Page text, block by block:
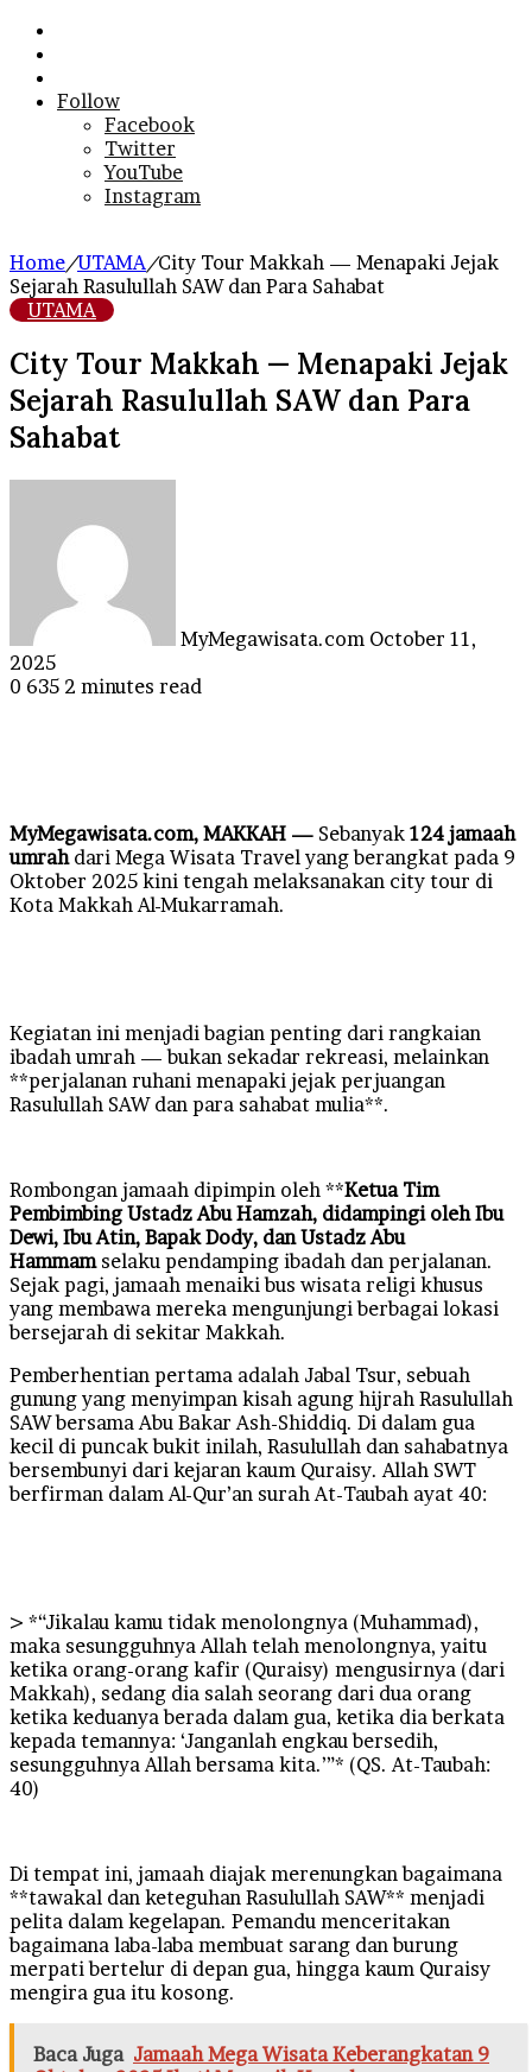
In
Follow
Facebook
Twitter
YouTube
Instagram
Home/UTAMA/City Tour Makkah — Menapaki Jejak
Sejarah Rasulullah SAW dan Para Sahabat
UTAMA
City Tour Makkah — Menapaki Jejak
Sejarah Rasulullah SAW dan Para
Sahabat
MyMegawisata.com October 11,
2025
0 635 2 minutes read
MyMegawisata.com, MAKKAH — Sebanyak 124 jamaah
umrahdari Mega Wisata Travel yang berangkat pada 9
Oktober 2025 kini tengah melaksanakan city tour di
Kota Makkah Al-Mukarramah.
Kegiatan ini menjadi bagian penting dari rangkaian
ibadah umrah — bukan sekadar rekreasi, melainkan
**perjalanan ruhani menapaki jejak perjuangan
Rasulullah SAW dan para sahabat mulia**.
Rombongan jamaah dipimpin oleh **Ketua Tim
Pembimbing Ustadz Abu Hamzah, didampingi oleh Ibu
Dewi, Ibu Atin, Bapak Dody, dan Ustadz Abu
Hammamselaku pendamping ibadah dan perjalanan.
Sejak pagi, jamaah menaiki bus wisata religi khusus
yang membawa mereka mengunjungi berbagai lokasi
bersejarah di sekitar Makkah.
Pemberhentian pertama adalah Jabal Tsur, sebuah
gunung yang menyimpan kisah agung hijrah Rasulullah
SAW bersama Abu Bakar Ash-Shiddiq. Di dalam gua
kecil di puncak bukit inilah, Rasulullah dan sahabatnya
bersembunyi dari kejaran kaum Quraisy. Allah SWT
berfirman dalam Al-Qur’an surah At-Taubah ayat 40:
> *“Jikalau kamu tidak menolongnya (Muhammad),
maka sesungguhnya Allah telah menolongnya, yaitu
ketika orang-orang kafir (Quraisy) mengusirnya (dari
Makkah), sedang dia salah seorang dari dua orang
ketika keduanya berada dalam gua, ketika dia berkata
kepada temannya: ‘Janganlah engkau bersedih,
sesungguhnya Allah bersama kita.’”* (QS. At-Taubah:
40)
Di tempat ini, jamaah diajak merenungkan bagaimana
**tawakal dan keteguhan Rasulullah SAW** menjadi
pelita dalam kegelapan. Pemandu menceritakan
bagaimana laba-laba membuat sarang dan burung
merpati bertelur di depan gua, hingga kaum Quraisy
mengira gua itu kosong.
Baca Juga Jamaah Mega Wisata Keberangkatan 9